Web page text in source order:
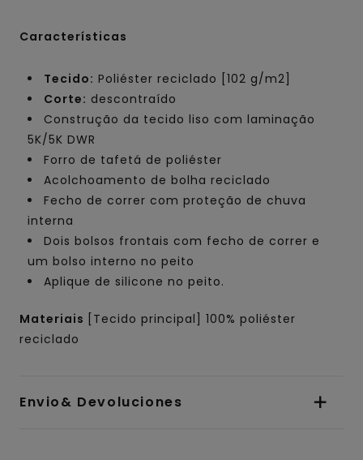
Características
Tecido: Poliéster reciclado [102 g/m2]
Corte: descontraído
Construção da tecido liso com laminação
5K/5K DWR
Forro de tafetá de poliéster
Acolchoamento de bolha reciclado
Fecho de correr com proteção de chuva
interna
Dois bolsos frontais com fecho de correr e
um bolso interno no peito
Aplique de silicone no peito.
Materiais
[Tecido principal] 100% poliéster
reciclado
Envio& Devoluciones